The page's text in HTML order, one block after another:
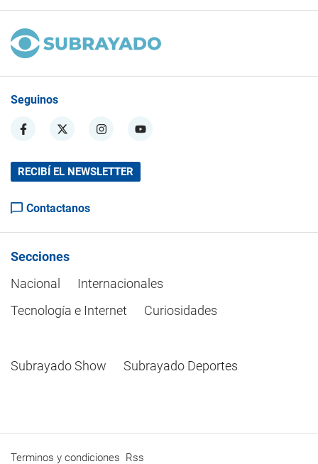
Seguinos
RECIBÍ EL NEWSLETTER
Contactanos
Secciones
Nacional
Internacionales
Tecnología e Internet
Curiosidades
Subrayado Show Subrayado Deportes
Terminos y condiciones Rss